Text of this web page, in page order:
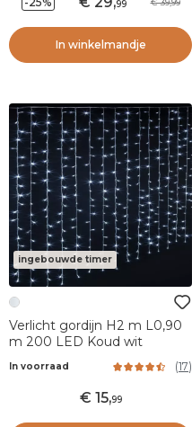
99
In winkelmandje
ingebouwde timer
Verlicht gordijn H2 m L0,90
m 200 LED Koud wit
In voorraad (17)
15,99